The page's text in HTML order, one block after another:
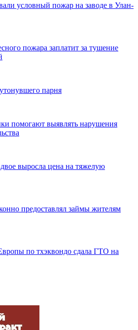
условный пожар на заводе в Улан-
пожара заплатит за тушение
парня
помогают выявлять нарушения
выросла цена на тяжелую
предоставлял займы жителям
по тхэквондо сдала ГТО на